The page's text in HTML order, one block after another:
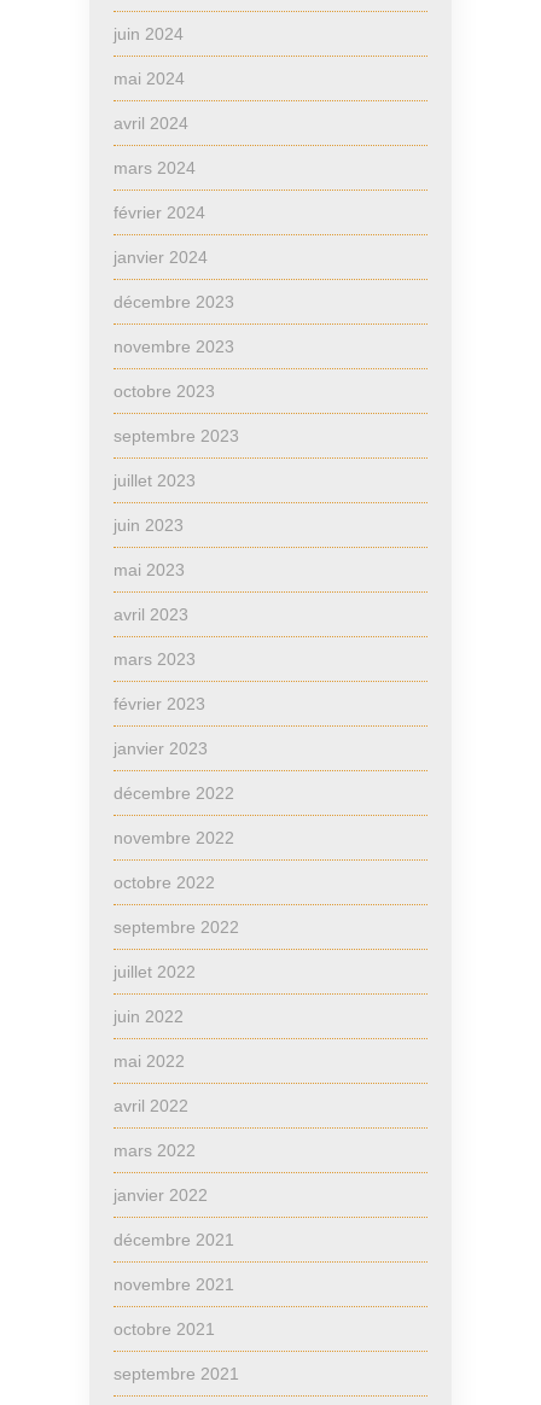
juin 2024
mai 2024
avril 2024
mars 2024
février 2024
janvier 2024
décembre 2023
novembre 2023
octobre 2023
septembre 2023
juillet 2023
juin 2023
mai 2023
avril 2023
mars 2023
février 2023
janvier 2023
décembre 2022
novembre 2022
octobre 2022
septembre 2022
juillet 2022
juin 2022
mai 2022
avril 2022
mars 2022
janvier 2022
décembre 2021
novembre 2021
octobre 2021
septembre 2021